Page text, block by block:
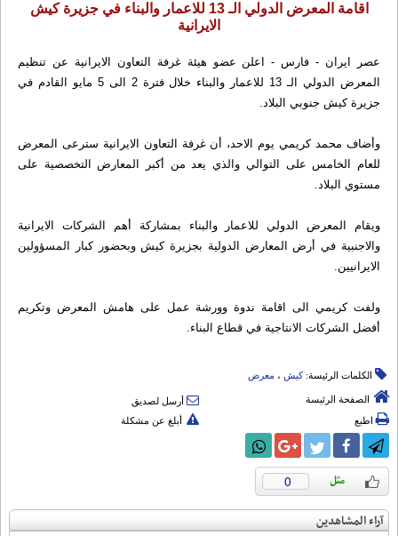
اقامة المعرض الدولي الـ 13 للاعمار والبناء في جزيرة كيش
الايرانية
عصر ايران - فارس - اعلن عضو هيئة غرفة التعاون الايرانية عن تنظيم
المعرض الدولي الـ 13 للاعمار والبناء خلال فترة 2 الى 5 مايو القادم في
جزيرة كيش جنوبي البلاد.
وأضاف محمد كريمي يوم الاحد، أن غرفة التعاون الايرانية سترعى المعرض
للعام الخامس على التوالي والذي يعد من أكبر المعارض التخصصية على
مستوي البلاد.
ويقام المعرض الدولي للاعمار والبناء بمشاركة أهم الشركات الايرانية
والاجنبية في أرض المعارض الدولية بجزيرة كيش وبحضور كبار المسؤولين
الايرانيين.
ولفت كريمي الى اقامة ندوة وورشة عمل على هامش المعرض وتكريم
أفضل الشركات الانتاجية في قطاع البناء.
الكلمات الرئيسة:کیش ، معرض
الصفحة الرئيسة
أرسل لصديق
اطبع
أبلغ عن مشكلة
0
آراء المشاهدين